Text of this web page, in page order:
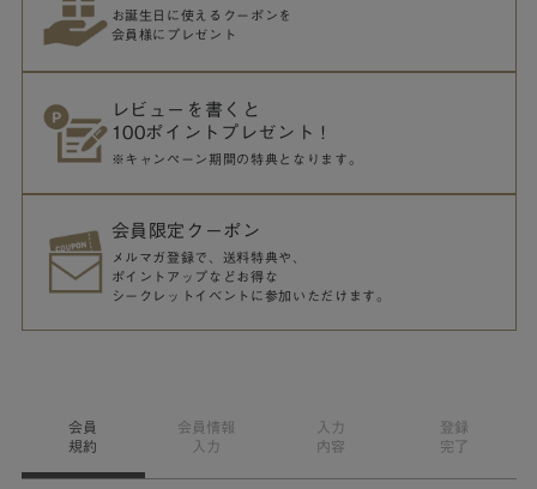
お誕生日に使えるクーポンを
会員様にプレゼント
レビューを書くと
100ポイントプレゼント！
※キャンペーン期間の特典となります。
会員限定クーポン
メルマガ登録で、送料特典や、
ポイントアップなどお得な
シークレットイベントに参加いただけます。
会員
規約
会員情報
入力
入力
内容
登録
完了